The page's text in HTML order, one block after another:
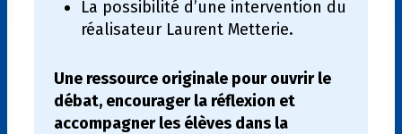
La possibilité d’une intervention du
réalisateur Laurent Metterie.
Une ressource originale pour ouvrir le
débat, encourager la réflexion et
accompagner les élèves dans la